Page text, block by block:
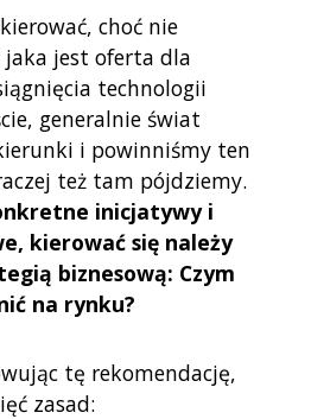
choć nie
jaka jest oferta dla
technologii
generalnie świat
i powinniśmy ten
też tam pójdziemy.
inicjatywy i
kierować się należy
biznesową: Czym
na rynku?
tę rekomendację,
zasad: